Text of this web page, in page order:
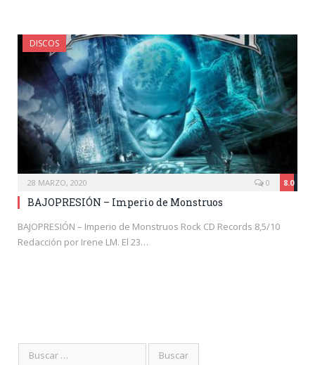
DISCOS
28 MARZO, 2020 8.0
0
BAJOPRESIÓN – Imperio de Monstruos
BAJOPRESIÓN – Imperio de Monstruos Rock CD Records 8,5/10
Redacción por Irene LM. El 23…